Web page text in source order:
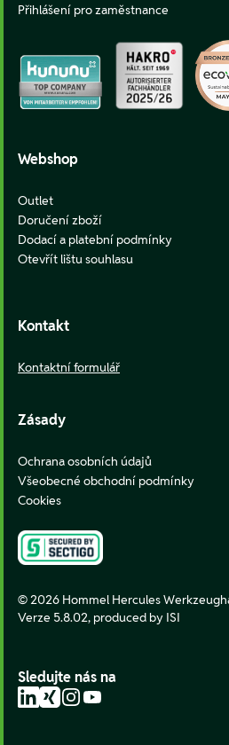
Přihlášení pro zaměstnance
Webshop
Outlet
Doručení zboží
Dodací a platební podmínky
Otevřít lištu souhlasu
Kontakt
Kontaktní formulář
Zásady
Ochrana osobních údajů
Všeobecné obchodní podmínky
Cookies
© 2026 Hommel Hercules
Verze 5.8.02, produced by ISI
Sledujte nás na
LinkedIn
XingInstagram
YouTube